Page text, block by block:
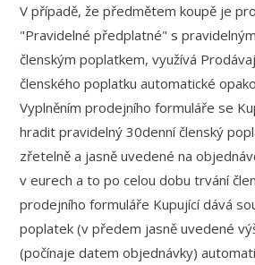
V případě, že předmětem koupě je
"Pravidelné předplatné" s
členským poplatkem, využívá
členského poplatku automatické
Vyplněním prodejního formuláře se
hradit pravidelný 30denní členský
zřetelně a jasně uvedené na
v eurech a to po celou dobu trvání
prodejního formuláře Kupující dává
poplatek (v předem jasně uvedené
(počínaje datem objednávky)